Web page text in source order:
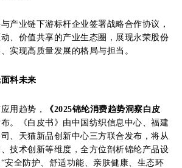
产业链下游标杆企业签署战略合作协议，
、价值共享的产业生态圈，展现永荣股份
实现高质量发展的格局与担当。
料未来
用趋势，
《2025锦纶消费趋势洞察白皮
。《白皮书》由中国纺织信息中心、福建
、天猫新品创新中心三方联合发布，将从
技术创新等维度，全方位剖析锦纶产品设
安全防护、舒适功能、亲肤健康、生态环